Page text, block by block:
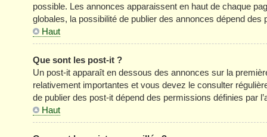
possible. Les annonces apparaissent en haut de chaque
globales, la possibilité de publier des annonces dépend des
Haut
Que sont les post-it ?
Un post-it apparaît en dessous des annonces sur la
relativement importantes et vous devez le consulter
de publier des post-it dépend des permissions définies par
Haut